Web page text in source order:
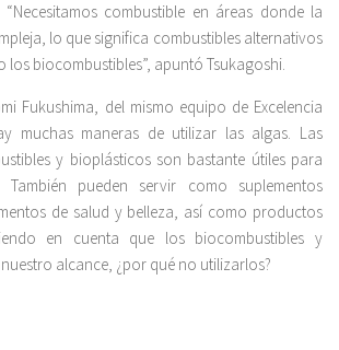
combustible en áreas donde la
lo que significa combustibles alternativos
los biocombustibles”, apuntó Tsukagoshi.
Fukushima, del mismo equipo de Excelencia
muchas maneras de utilizar las algas. Las
y bioplásticos son bastante útiles para
También pueden servir como suplementos
de salud y belleza, así como productos
en cuenta que los biocombustibles y
alcance, ¿por qué no utilizarlos?